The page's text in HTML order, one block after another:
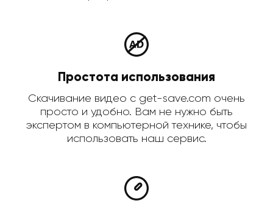
Простота использования
Скачивание видео с get-save.com очень
просто и удобно. Вам не нужно быть
экспертом в компьютерной технике, чтобы
использовать наш сервис.